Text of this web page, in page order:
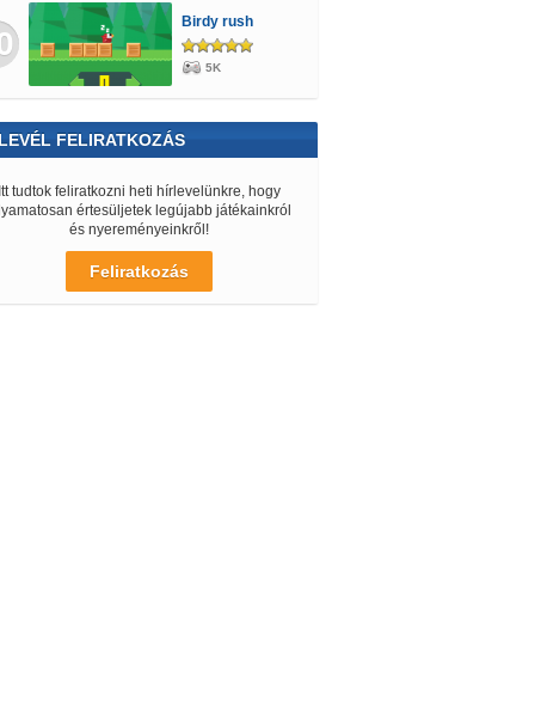
Birdy rush
5K
FELIRATKOZÁS
Itt tudtok feliratkozni heti hírlevelünkre, hogy
értesüljetek legújabb játékainkról
és nyereményeinkről!
Feliratkozás